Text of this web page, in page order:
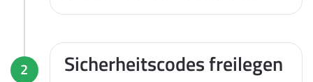
2 Sicherheitscodes freilegen